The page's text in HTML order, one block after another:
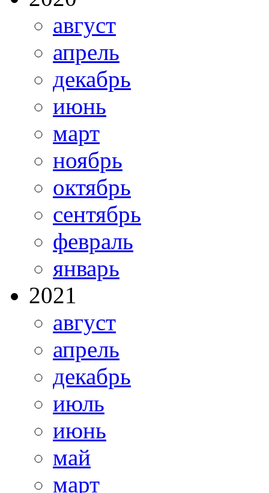
август
апрель
декабрь
июнь
март
ноябрь
октябрь
сентябрь
февраль
январь
2021
август
апрель
декабрь
июль
июнь
май
март